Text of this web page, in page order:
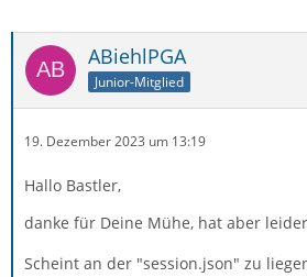
ABiehlPGA
Junior-Mitglied
19. Dezember 2023 um 13:19
Hallo Bastler,
danke für Deine Mühe, hat aber
Scheint an der "session.json" zu